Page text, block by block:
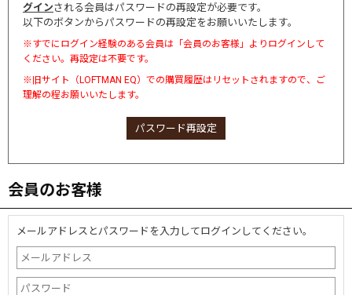
グインされる会員はパスワードの再設定が必要です。
以下のボタンからパスワードの再設定をお願いいたします。
※すでにログイン経験のある会員は「会員のお客様」よりログインして
ください。再設定は不要です。
※旧サイト（LOFTMAN EQ）での購買履歴はリセットされますので、ご
理解の程お願いいたします。
パスワード再設定
会員のお客様
メールアドレスとパスワードを入力してログインしてください。